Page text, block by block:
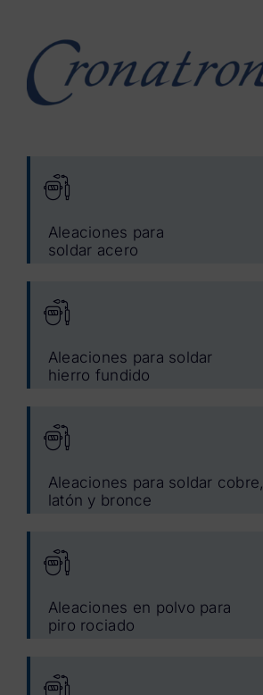
Aleaciones para
soldar acero
Aleaciones para soldar
hierro fundido
Aleaciones para soldar cobre,
latón y bronce
Aleaciones en polvo para
piro rociado